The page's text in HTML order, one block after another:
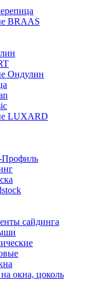
BRAAS
Ондулин
LUXARD
Профиль
сайдинга
окна, цоколь